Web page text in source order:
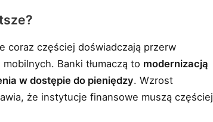
coraz częściej doświadczają przerw
Banki tłumaczą to modernizacją
w dostępie do pieniędzy. Wzrost
że instytucje finansowe muszą częściej